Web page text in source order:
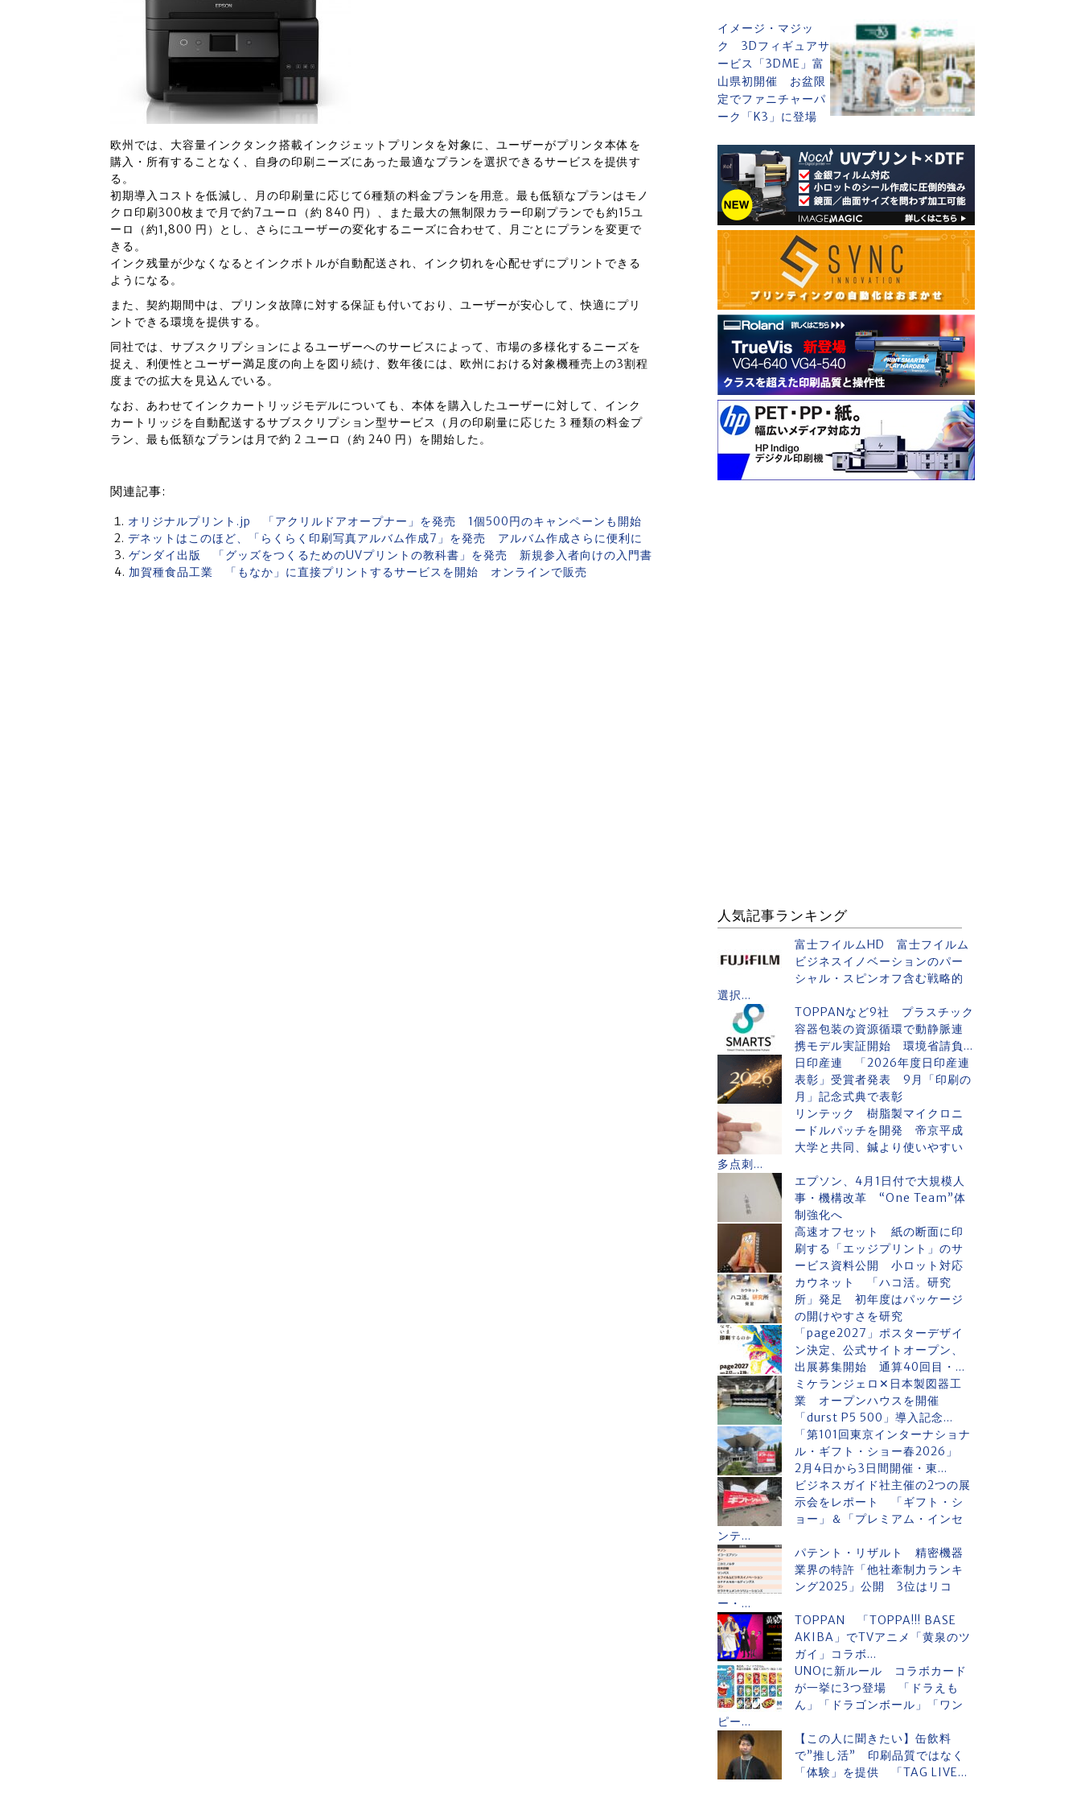
欧州では、大容量インクタンク搭載インクジェットプリンタを対象に、ユーザーがプリンタ本体を
購入・所有することなく、自身の印刷ニーズにあった最適なプランを選択できるサービスを提供す
る。
初期導入コストを低減し、月の印刷量に応じて6種類の料金プランを用意。最も低額なプランはモノ
クロ印刷300枚まで月で約7ユーロ（約 840 円）、また最大の無制限カラー印刷プランでも約15ユ
ーロ（約1,800 円）とし、さらにユーザーの変化するニーズに合わせて、月ごとにプランを変更で
きる。
インク残量が少なくなるとインクボトルが自動配送され、インク切れを心配せずにプリントできる
ようになる。
また、契約期間中は、プリンタ故障に対する保証も付いており、ユーザーが安心して、快適にプリ
ントできる環境を提供する。
同社では、サブスクリプションによるユーザーへのサービスによって、市場の多様化するニーズを
捉え、利便性とユーザー満足度の向上を図り続け、数年後には、欧州における対象機種売上の3割程
度までの拡大を見込んでいる。
なお、あわせてインクカートリッジモデルについても、本体を購入したユーザーに対して、インク
カートリッジを自動配送するサブスクリプション型サービス（月の印刷量に応じた 3 種類の料金プ
ラン、最も低額なプランは月で約 2 ユーロ（約 240 円）を開始した。
関連記事:
オリジナルプリント.jp 「アクリルドアオープナー」を発売 1個500円のキャンペーンも開始
デネットはこのほど、「らくらく印刷写真アルバム作成7」を発売 アルバム作成さらに便利に
ゲンダイ出版 「グッズをつくるためのUVプリントの教科書」を発売 新規参入者向けの入門書
加賀種食品工業 「もなか」に直接プリントするサービスを開始 オンラインで販売
イメージ・マジッ
ク 3Dフィギュアサ
ービス「3DME」富
山県初開催 お盆限
定でファニチャーパ
ーク「K3」に登場
人気記事ランキング
富士フイルムHD 富士フイルム
ビジネスイノベーションのパー
シャル・スピンオフ含む戦略的
選択...
TOPPANなど9社 プラスチック
容器包装の資源循環で動静脈連
携モデル実証開始 環境省請負...
日印産連 「2026年度日印産連
表彰」受賞者発表 9月「印刷の
月」記念式典で表彰
リンテック 樹脂製マイクロニ
ードルパッチを開発 帝京平成
大学と共同、鍼より使いやすい
多点刺...
エプソン、4月1日付で大規模人
事・機構改革 “One Team”体
制強化へ
高速オフセット 紙の断面に印
刷する「エッジプリント」のサ
ービス資料公開 小ロット対応
カウネット 「ハコ活。研究
所」発足 初年度はパッケージ
の開けやすさを研究
「page2027」ポスターデザイ
ン決定、公式サイトオープン、
出展募集開始 通算40回目・...
ミケランジェロ✕日本製図器工
業 オープンハウスを開催
「durst P5 500」導入記念...
「第101回東京インターナショナ
ル・ギフト・ショー春2026」
2月4日から3日間開催・東...
ビジネスガイド社主催の2つの展
示会をレポート 「ギフト・シ
ョー」＆「プレミアム・インセ
ンテ...
パテント・リザルト 精密機器
業界の特許「他社牽制力ランキ
ング2025」公開 3位はリコ
ー・...
TOPPAN 「TOPPA!!! BASE
AKIBA」でTVアニメ「黄泉のツ
ガイ」コラボ...
UNOに新ルール コラボカード
が一挙に3つ登場 「ドラえも
ん」「ドラゴンボール」「ワン
ピー...
【この人に聞きたい】缶飲料
で”推し活” 印刷品質ではなく
「体験」を提供 「TAG LIVE...